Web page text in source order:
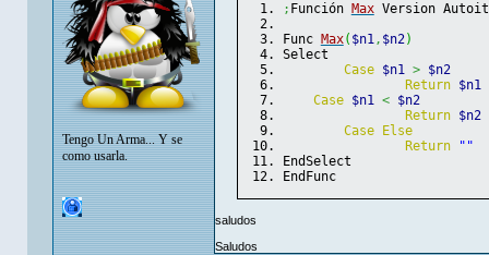
Tengo Un Arma... Y se
como usarla.
; Función Max Version Autoit
Func Max( $n1, $n2)
Select
Case $n1 > $n2
Return $n1
Case $n1 < $n2
Return $n2
Case
Else
Return
""
EndSelect
EndFunc
saludos
Saludos